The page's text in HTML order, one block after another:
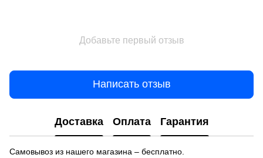
Добавьте первый отзыв
Написать отзыв
Доставка Оплата Гарантия
Самовывоз из нашего магазина – бесплатно.